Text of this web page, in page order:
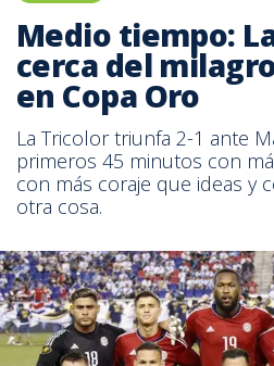
Medio tiempo:
cerca del
en Copa Oro
La Tricolor triunfa 2-1 ante
primeros 45 minutos con
con más coraje que ideas y
otra cosa.